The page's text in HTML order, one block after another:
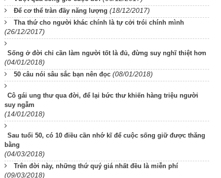
Để cơ thể tràn đầy năng lượng (18/12/2017)
Tha thứ cho người khác chính là tự cởi trói chính mình
(26/12/2017)
Sống ở đời chỉ cần làm người tốt là đủ, đừng suy nghĩ thiệt hơn
(04/01/2018)
50 câu nói sâu sắc bạn nên đọc (08/01/2018)
Cô gái ung thư qua đời, để lại bức thư khiến hàng triệu người
suy ngẫm
(14/01/2018)
Sau tuổi 50, có 10 điều cần nhớ kĩ để cuộc sống giữ được thăng
bằng
(04/03/2018)
Trên đời này, những thứ quý giá nhất đều là miễn phí
(09/03/2018)